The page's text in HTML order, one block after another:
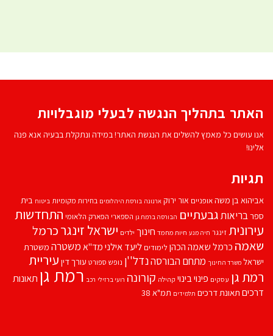
האתר בתהליך הנגשה לבעלי מוגבלויות
אנו עושים כל מאמץ להשלים את הנגשת האתר! במידה ונתקלת בבעיה אנא פנה
אלינו!
תגיות
אביהוא בן משהאופניים אור ירוק ארנונה בורסת היהלומים בחירות מקומיות ביטוח בית
ספרבריאותגבעתיים הבורסה ברמת גן הספארי הפארק הלאומי התחדשות
עירוניתזינגר חיה מנע חיות מחמד חינוך ילדים ישראל זינגרכרמל
שאמה כרמל שאמה הכהן לימודים ליעד אילנימד''אמשטרה משטרת
ישראל משרד החינוך מתחם הבורסהנדל''ן נופש ספורט עורך דין עיריית
רמת גן עסקים פינוי בינוי קהילה קורונה רועי ברזילי רכב רמת גן תאונות
דרכים תאונת דרכים תלמידים תמ"א 38